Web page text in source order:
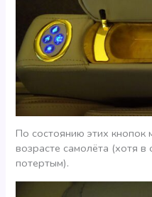
По состоянию этих
возрасте самолёта (хотя
потертым).